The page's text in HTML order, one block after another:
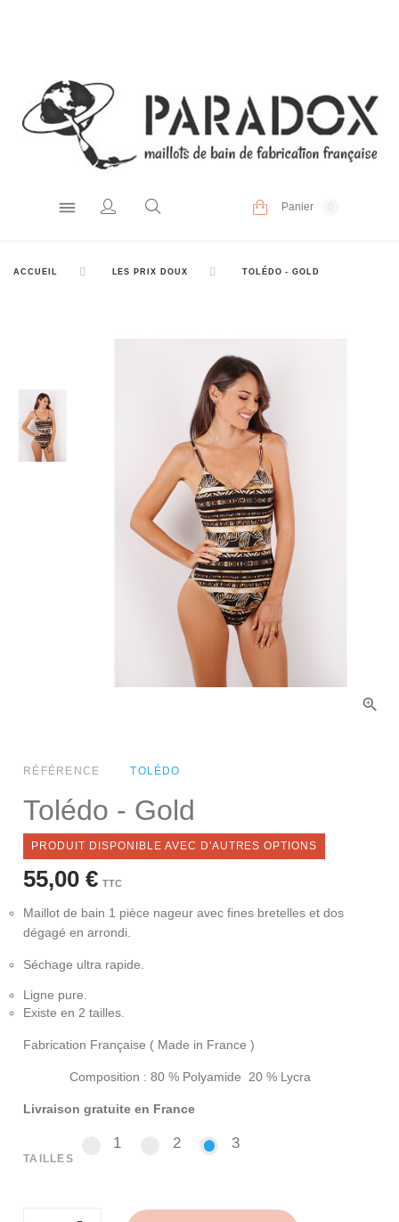
Panier
ACCUEIL LES PRIX DOUX TOLÉDO - GOLD
RÉFÉRENCE TOLÉDO
Tolédo - Gold
PRODUIT DISPONIBLE AVEC D'AUTRES OPTIONS
55,00 € TTC
Maillot de bain 1 pièce nageur avec fines bretelles et dos
dégagé en arrondi.
Séchage ultra rapide.
Ligne pure.
Existe en 2 tailles.
Fabrication Française ( Made in France )
Composition : 80 % Polyamide 20 % Lycra
Livraison gratuite en France
TAILLES
1 22 33